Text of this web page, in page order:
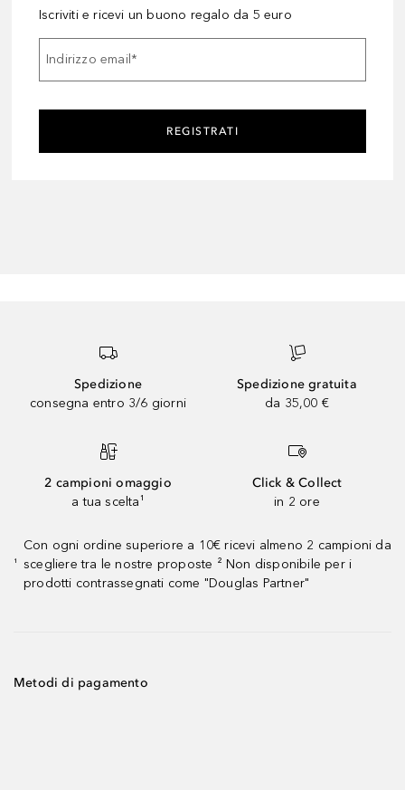
Iscriviti e ricevi un buono regalo da 5 euro
Indirizzo email *
REGISTRATI
Spedizione
consegna entro 3/6 giorni
Spedizione gratuita
da 35,00 €
2 campioni omaggio
a tua scelta¹
Click & Collect
in 2 ore
¹
Con ogni ordine superiore a 10€ ricevi almeno 2 campioni da
scegliere tra le nostre proposte ² Non disponibile per i
prodotti contrassegnati come "Douglas Partner"
Metodi di pagamento